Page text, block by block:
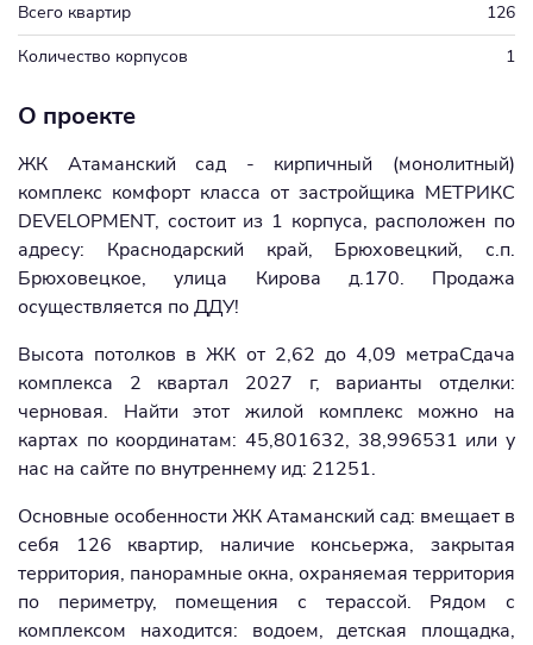
Всего квартир
126
Количество корпусов
1
О проекте
ЖК Атаманский сад - кирпичный (монолитный)
комплекс комфорт класса от застройщика МЕТРИКС
DEVELOPMENT, состоит из 1 корпуса, расположен по
адресу: Краснодарский край, Брюховецкий, с.п.
Брюховецкое, улица Кирова д.170. Продажа
осуществляется по ДДУ!
Высота потолков в ЖК от 2,62 до 4,09 метраСдача
комплекса 2 квартал 2027 г, варианты отделки:
черновая. Найти этот жилой комплекс можно на
картах по координатам: 45,801632, 38,996531 или у
нас на сайте по внутреннему ид: 21251.
Основные особенности ЖК Атаманский сад: вмещает в
себя 126 квартир, наличие консьержа, закрытая
территория, панорамные окна, охраняемая территория
по периметру, помещения с терассой. Рядом с
комплексом находится: водоем, детская площадка,